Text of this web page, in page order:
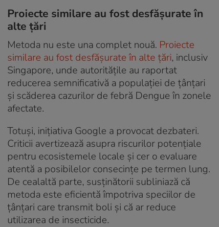
Proiecte similare au fost desfășurate în
alte țări
Metoda nu este una complet nouă. Proiecte
similare au fost desfășurate în alte țări, inclusiv
Singapore, unde autoritățile au raportat
reducerea semnificativă a populației de țânțari
și scăderea cazurilor de febră Dengue în zonele
afectate.
Totuși, inițiativa Google a provocat dezbateri.
Criticii avertizează asupra riscurilor potențiale
pentru ecosistemele locale și cer o evaluare
atentă a posibilelor consecințe pe termen lung.
De cealaltă parte, susținătorii subliniază că
metoda este eficientă împotriva speciilor de
țânțari care transmit boli și că ar reduce
utilizarea de insecticide.